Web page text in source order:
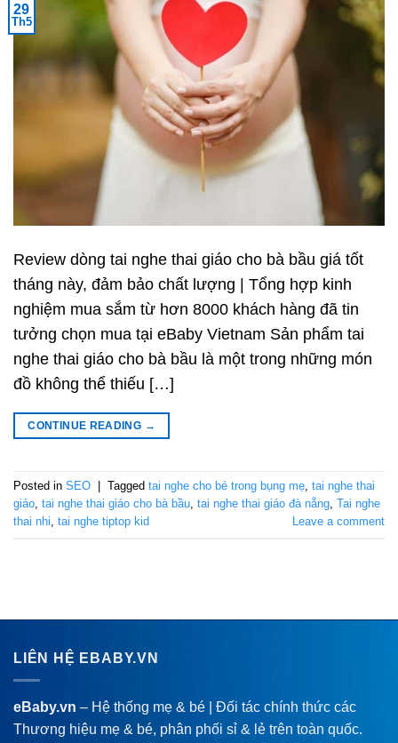
29
Th5
Review dòng tai nghe thai giáo cho bà bầu giá tốt
tháng này, đảm bảo chất lượng | Tổng hợp kinh
nghiệm mua sắm từ hơn 8000 khách hàng đã tin
tưởng chọn mua tại eBaby Vietnam Sản phẩm tai
nghe thai giáo cho bà bầu là một trong những món
đồ không thể thiếu […]
CONTINUE READING →
Posted in SEO Tagged tai nghe cho bé trong bụng mẹ, tai nghe thai
giáo, tai nghe thai giáo cho bà bầu, tai nghe thai giáo đà nẵng, Tai nghe
thai nhi, tai nghe tiptop kid Leave a comment
LIÊN HỆ EBABY.VN
eBaby.vn – Hệ thống mẹ & bé | Đối tác chính thức các
Thương hiệu mẹ & bé, phân phối sỉ & lẻ trên toàn quốc.